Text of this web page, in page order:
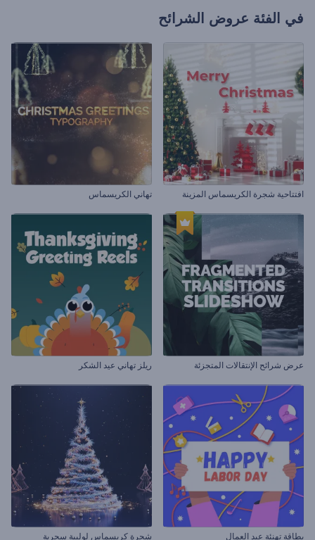
في الفئة عروض الشرائح
افتتاحية شجرة الكريسماس المزينة تهاني الكريسماس
عرض شرائح الإنتقالات المتجزئة ريلز تهاني عيد الشكر
بطاقة تهنئة عيد العمال شجرة كريسماس لولبية سحرية